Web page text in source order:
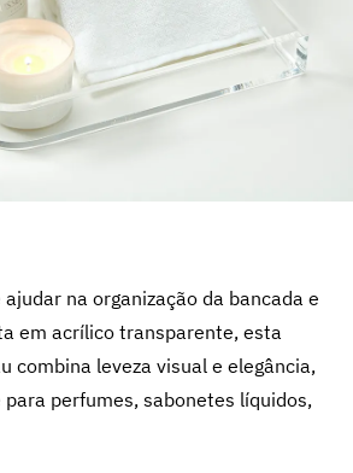
na organização da bancada e
em acrílico transparente, esta
combina leveza visual e elegância,
perfumes, sabonetes líquidos,